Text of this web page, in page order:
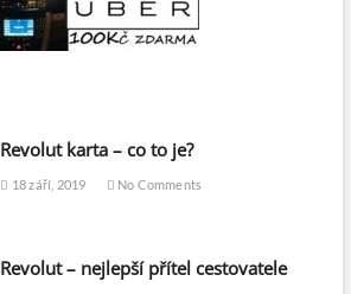
Revolut karta – co to je?
18 září, 2019 No Comments
Revolut – nejlepší přítel cestovatele